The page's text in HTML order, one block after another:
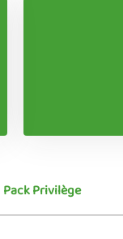
Pack Privilège